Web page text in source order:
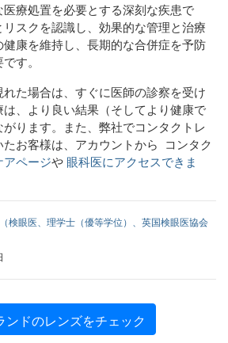
療処置を必要とする深刻な疾患で
スクを認識し、効果的な管理と治療
康を維持し、長期的な合併症を予防
す。
た場合は、すぐに医師の診察を受け
、より良い結果（そしてより健康で
ります。また、弊社でコンタクトレ
お客様は、 アカウントから コンタク
アページや 眼科医にアクセスできま
検眼医、理学士（優等学位）、英国検眼医協会
ンドのレンズをチェック